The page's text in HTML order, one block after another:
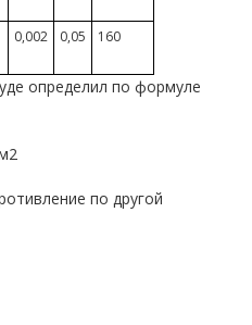
0,002 0,05 160
определил по формуле
по другой